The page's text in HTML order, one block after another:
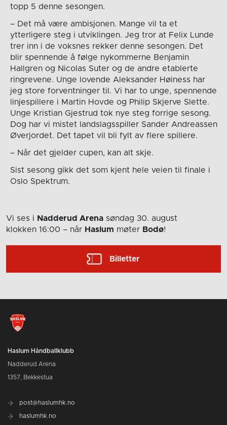
topp 5 denne sesongen.
– Det må være ambisjonen. Mange vil ta et
ytterligere steg i utviklingen. Jeg tror at Felix Lunde
trer inn i de voksnes rekker denne sesongen. Det
blir spennende å følge nykommerne Benjamin
Hallgren og Nicolas Suter og de andre etablerte
ringrevene. Unge lovende Aleksander Høiness har
jeg store forventninger til. Vi har to unge, spennende
linjespillere i Martin Hovde og Philip Skjerve Slette.
Unge Kristian Gjestrud tok nye steg forrige sesong.
Dog har vi mistet landslagsspiller Sander Andreassen
Øverjordet. Det tapet vil bli fylt av flere spillere.
– Når det gjelder cupen, kan alt skje.
Sist sesong gikk det som kjent hele veien til finale i
Oslo Spektrum.
Vi ses i Nadderud Arena søndag 30. august
klokken 16:00 – når Haslum møter Bodø!
Billetter
Haslum Håndballklubb
Nadderud Arena
1357, Bekkestua
post@haslumhk.no
haslumhk.no